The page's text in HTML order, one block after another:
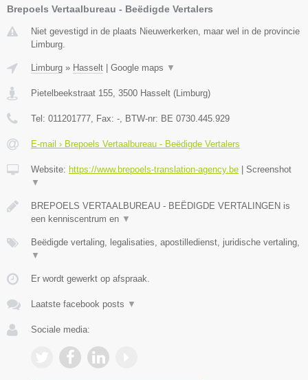
Brepoels Vertaalbureau - Beëdigde Vertalers
Niet gevestigd in de plaats Nieuwerkerken, maar wel in de provincie
Limburg.
Limburg » Hasselt Google maps ▼
Pietelbeekstraat 155 3500 Hasselt ( Limburg)
Tel: 011201777 , Fax: - , BTW-nr: BE 0730.445.929
E-mail › Brepoels Vertaalbureau - Beëdigde Vertalers
Website: https://www.brepoels-translation-agency.be
Screenshot
▼
BREPOELS VERTAALBUREAU - BEËDIGDE VERTALINGEN is
een kenniscentrum en ▼
Beëdigde vertaling, legalisaties, apostilledienst, juridische vertaling,
▼
Er wordt gewerkt op afspraak.
Laatste facebook posts ▼
Sociale media: